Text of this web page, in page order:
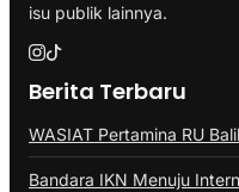
isu publik lainnya.
Berita Terbaru
WASIAT Pertamina RU
Bandara IKN Menuju